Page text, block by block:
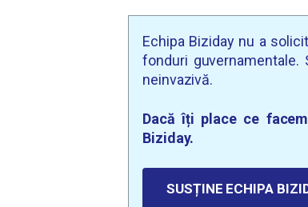
Echipa Biziday nu a
fonduri guvernamentale.
neinvazivă.
Dacă îți place ce
Biziday.
SUSȚINE ECHIPA